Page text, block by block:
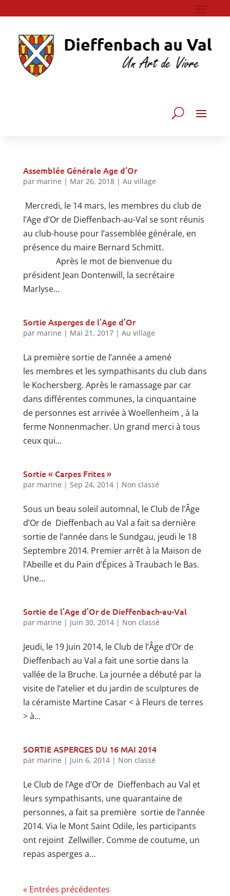
Assemblée Générale Age d’Or
par marine | Mar 26, 2018| Au village
Mercredi, le 14 mars, les membres du club de
l’Age d’Or de Dieffenbach-au-Val se sont réunis
au club-house pour l’assemblée générale, en
présence du maire Bernard Schmitt.
Après le mot de bienvenue du
président Jean Dontenwill, la secrétaire
Marlyse...
Sortie Asperges de l’Age d’Or
par marine | Mai 21, 2017| Au village
La première sortie de l’année a amené
les membres et les sympathisants du club dans
le Kochersberg. Après le ramassage par car
dans différentes communes, la cinquantaine
de personnes est arrivée à Woellenheim , à la
ferme Nonnenmacher. Un grand merci à tous
ceux qui...
Sortie « Carpes Frites »
par marine | Sep 24, 2014| Non classé
Sous un beau soleil automnal, le Club de l’Âge
d’Or de Dieffenbach au Val a fait sa dernière
sortie de l’année dans le Sundgau, jeudi le 18
Septembre 2014. Premier arrêt à la Maison de
l’Abeille et du Pain d’Épices à Traubach le Bas.
Une...
Sortie de l’Age d’Or de Dieffenbach-au-Val
par marine | Juin 30, 2014| Non classé
Jeudi, le 19 Juin 2014, le Club de l’Âge d’Or de
Dieffenbach au Val a fait une sortie dans la
vallée de la Bruche. La journée a débuté par la
visite de l’atelier et du jardin de sculptures de
la céramiste Martine Casar < à Fleurs de terres
> à...
SORTIE ASPERGES DU 16 MAI 2014
par marine | Juin 6, 2014| Non classé
Le Club de l’Age d’Or de Dieffenbach au Val et
leurs sympathisants, une quarantaine de
personnes, a fait sa première sortie de l’année
2014. Via le Mont Saint Odile, les participants
ont rejoint Zellwiller. Comme de coutume, un
repas asperges a...
« Entrées précédentes